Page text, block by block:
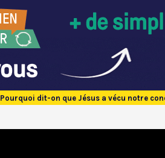
Pourquoi dit-on que Jésus a vécu notre